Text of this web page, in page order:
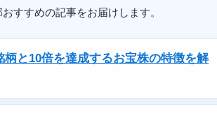
すすめの記事をお届けします。
柄と10倍を達成するお宝株の特徴を解